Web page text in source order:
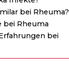
bei Rheuma?
bei Rheuma
bei